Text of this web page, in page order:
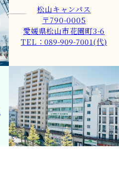
松山キャンパス
〒790-0005
愛媛県松山市花園町3-6
TEL：089-909-7001(代)